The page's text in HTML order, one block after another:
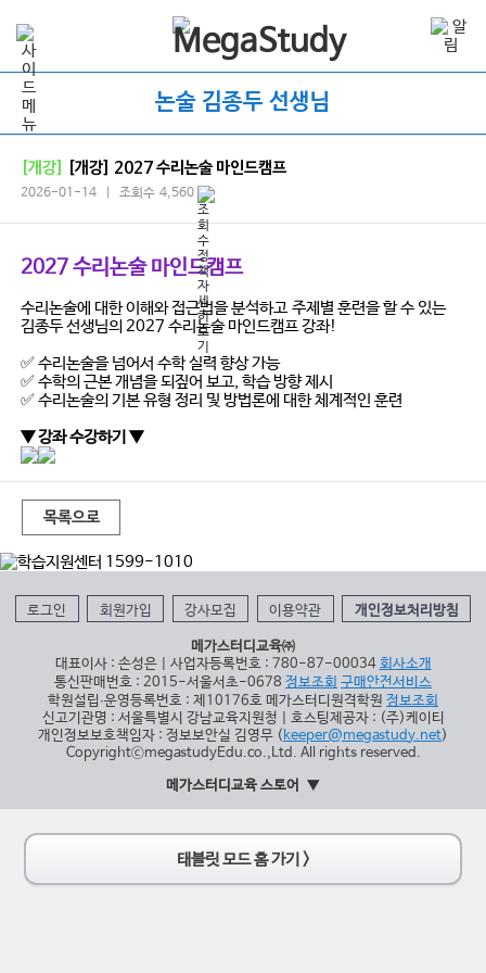
논술 김종두 선생님
[개강] [개강] 2027 수리논술 마인드캠프
2026-01-14 | 조회수 4,560
2027 수리논술 마인드캠프
수리논술에 대한 이해와 접근법을 분석하고주제별 훈련을 할 수 있는
김종두 선생님의 2027 수리논술 마인드캠프 강좌!
✅ 수리논술을 넘어서 수학 실력 향상 가능
✅ 수학의 근본 개념을 되짚어 보고, 학습 방향 제시
✅ 수리논술의 기본 유형 정리 및 방법론에 대한 체계적인 훈련
▼ 강좌 수강하기 ▼
목록으로
로그인 회원가입 강사모집 이용약관 개인정보처리방침
메가스터디교육㈜
대표이사 : 손성은 | 사업자등록번호 : 780-87-00034 회사소개
통신판매번호 : 2015-서울서초-0678 정보조회 구매안전서비스
학원설립∙운영등록번호 : 제10176호 메가스터디원격학원 정보조회
신고기관명 : 서울특별시 강남교육지원청 | 호스팅제공자 : (주)케이티
개인정보보호책임자 : 정보보안실 김영무 (keeper@megastudy.net)
CopyrightⓒmegastudyEdu.co.,Ltd. All rights reserved.
메가스터디교육 스토어
태블릿 모드 홈 가기 >